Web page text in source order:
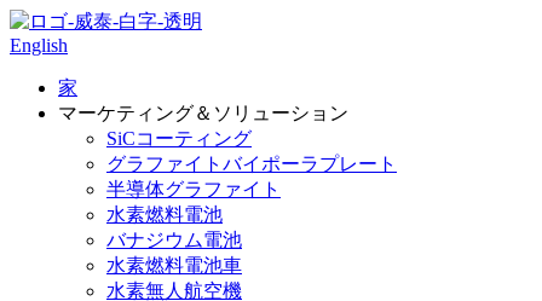
English
家
マーケティング＆ソリューション
SiCコーティング
グラファイトバイポーラプレート
半導体グラファイト
水素燃料電池
バナジウム電池
水素燃料電池車
水素無人航空機